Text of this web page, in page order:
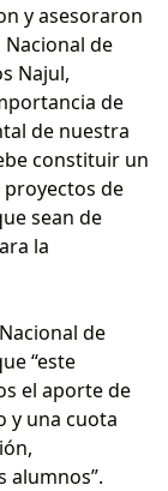
y asesoraron
de
Najul,
de
de nuestra
constituir un
proyectos de
sean de
la
de
“este
el aporte de
y una cuota
alumnos”.